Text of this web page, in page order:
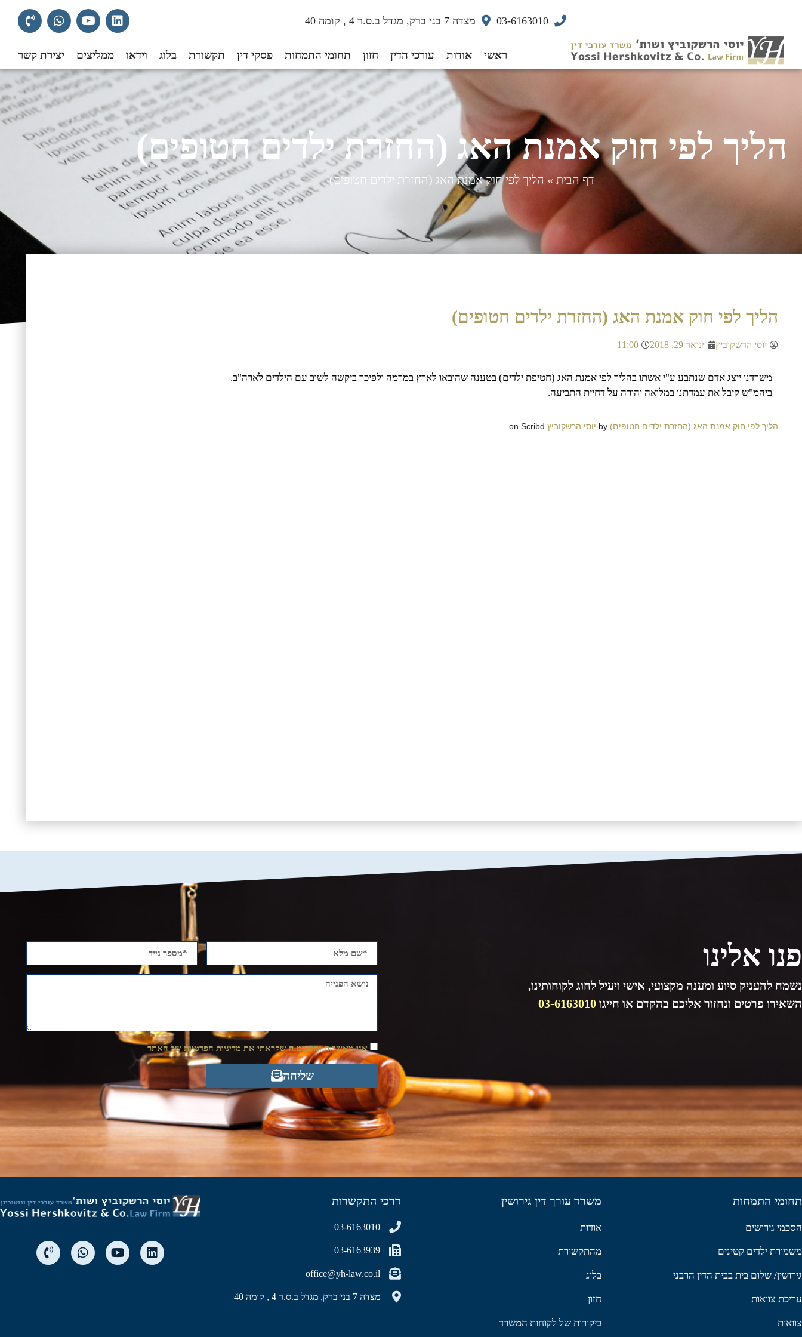
03-6163010 מצדה 7 בני ברק, מגדל ב.ס.ר 4 , קומה 40
ראשי אודות עורכי הדין חזון תחומי התמחות פסקי דין תקשורת בלוג וידאו ממליצים יצירת קשר
הליך לפי חוק אמנת האג (החזרת ילדים חטופים)
דף הבית » הליך לפי חוק אמנת האג (החזרת ילדים חטופים)
הליך לפי חוק אמנת האג (החזרת ילדים חטופים)
יוסי הרשקוביץ ינואר 29, 2018 11:00
משרדנו ייצג אדם שנתבע ע"י אשתו בהליך לפי אמנת האג (חטיפת ילדים) בטענה שהובאו לארץ במרמה ולפיכך ביקשה לשוב עם הילדים לארה"ב.
ביהמ"ש קיבל את עמדתנו במלואה והורה על דחיית התביעה.
הליך לפי חוק אמנת האג (החזרת ילדים חטופים) יוסי הרשקוביץ
פנו אלינו
נשמח להעניק סיוע ומענה מקצועי, אישי ויעיל לחוג לקוחותינו,
השאירו פרטים ונחזור אליכם בהקדם או חייגו 03-6163010
אני מאשר.ת ומסכימ.ה שקראתי את מדיניות הפרטיות של האתר
שליחה
תחומי התמחות
הסכמי גירושים
משמורת ילדים קטינים
גירושין/ שלום בית בבית הדין הרבני
עריכת צוואות
צוואות
משרד עורך דין גירושין
אודות
מהתקשורת
בלוג
חזון
ביקורות של לקוחות המשרד
דרכי התקשרות
03-6163010
03-6163939
office@yh-law.co.il
מצדה 7 בני ברק, מגדל ב.ס.ר 4 , קומה 40